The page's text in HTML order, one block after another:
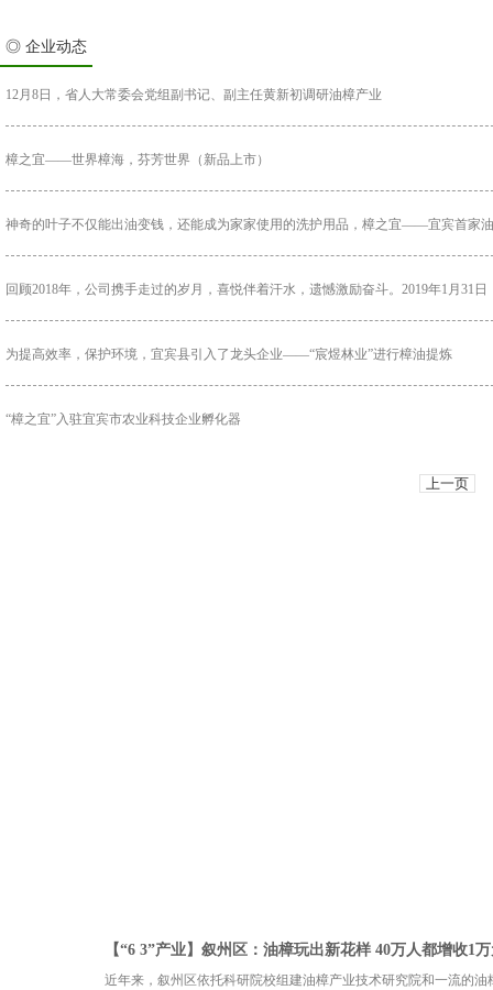
◎ 企业动态
12月8日，省人大常委会党组副书记、副主任黄新初调研油樟产业
樟之宜——世界樟海，芬芳世界（新品上市）
神奇的叶子不仅能出油变钱，还能成为家家使用的洗护用品，樟之宜——宜宾首家
回顾2018年，公司携手走过的岁月，喜悦伴着汗水，遗憾激励奋斗。2019年1月31
为提高效率，保护环境，宜宾县引入了龙头企业——“宸煜林业”进行樟油提炼
“樟之宜”入驻宜宾市农业科技企业孵化器
上一页
【“6 3”产业】叙州区：油樟玩出新花样 40万人都增收1
近年来，叙州区依托科研院校组建油樟产业技术研究院和一流的